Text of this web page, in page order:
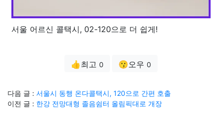
서울 어르신 콜택시, 02-120으로 더 쉽게!
👍최고 0 😗오우 0
다음 글 : 서울시 동행 온다콜택시, 120으로 간편 호출
이전 글 : 한강 전망대형 졸음쉼터 올림픽대로 개장